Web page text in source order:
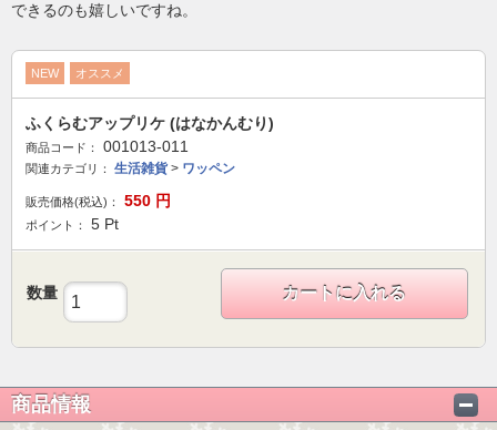
できるのも嬉しいですね。
NEW オススメ
ふくらむアップリケ (はなかんむり)
商品コード： 001013-011
関連カテゴリ： 生活雑貨> ワッペン
販売価格(税込)： 550 円
ポイント： 5 Pt
数量 カートに入れる
商品情報